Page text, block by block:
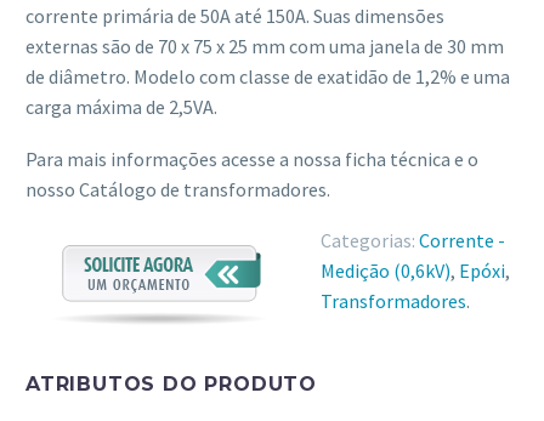
corrente primária de 50A até 150A. Suas dimensões
externas são de 70 x 75 x 25 mm com uma janela de 30 mm
de diâmetro. Modelo com classe de exatidão de 1,2% e uma
carga máxima de 2,5VA.
Para mais informações acesse a nossa ficha técnica e o
nosso Catálogo de transformadores.
Categorias: Corrente -
Medição (0,6kV), Epóxi,
Transformadores.
ATRIBUTOS DO PRODUTO